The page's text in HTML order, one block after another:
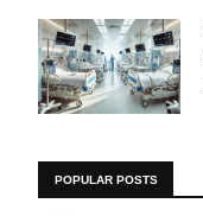
POPULAR POSTS